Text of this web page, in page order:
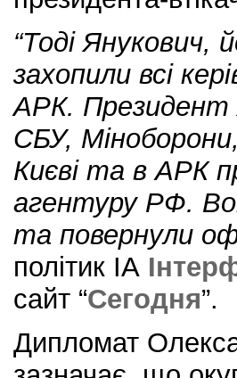
“Тоді Янукович,
захопили всі
АРК. Президент
СБУ,
Києві та в АРК
агентуру РФ.
та повернули
політик ІА
сайт “Сегодня”.
Дипломат